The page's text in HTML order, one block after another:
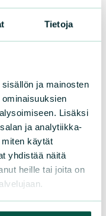
Tietoja
ja mainosten
Lisäksi
ja analytiikka-
käytät
yhdistää näitä
heille tai joita on